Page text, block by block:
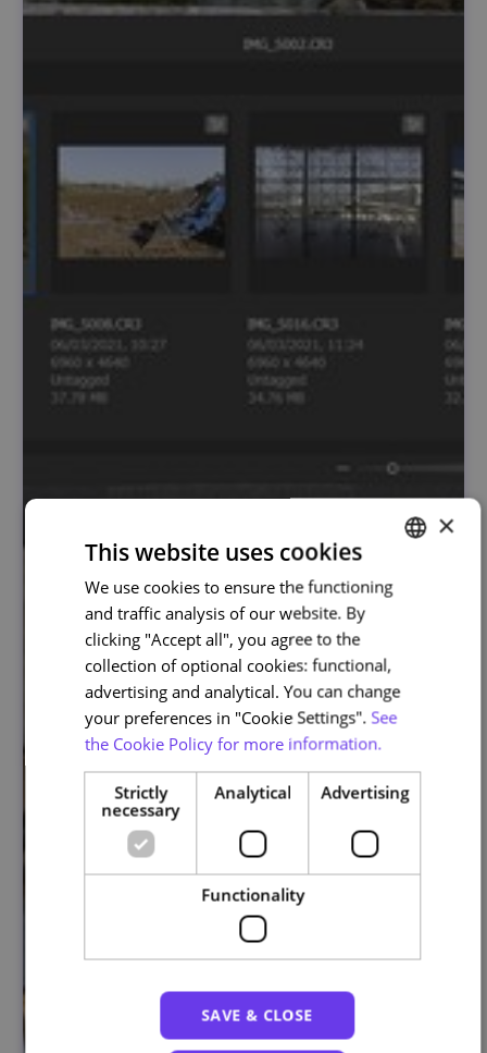
PORTUGUESE
ENGLISH
×
This website uses cookies
We use cookies to ensure the functioning
and traffic analysis of our website. By
clicking "Accept all", you agree to the
collection of optional cookies: functional,
advertising and analytical. You can change
your preferences in "Cookie Settings". See
the Cookie Policy for more information.
Strictly
necessary
Analytical Advertising
Functionality
SAVE & CLOSE